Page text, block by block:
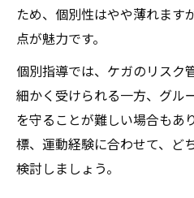
ため、個別性はやや薄れます
点が魅力です。
個別指導では、ケガのリスク
細かく受けられる一方、グル
を守ることが難しい場合もあ
標、運動経験に合わせて、ど
検討しましょう。